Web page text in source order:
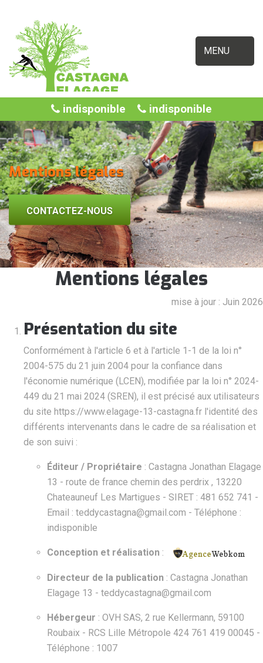
MENU
indisponible indisponible
Mentions légales
CONTACTEZ-NOUS
Mentions légales
mise à jour : Juin 2026
Présentation du site
Conformément à l'article 6 et à l'article 1-1 de la loi n°
2004-575 du 21 juin 2004 pour la confiance dans
l'économie numérique (LCEN), modifiée par la loi n° 2024-
449 du 21 mai 2024 (SREN), il est précisé aux utilisateurs
du site https://www.elagage-13-castagna.fr l'identité des
différents intervenants dans le cadre de sa réalisation et
de son suivi :
Éditeur / Propriétaire : Castagna Jonathan Elagage
13 - route de france chemin des perdrix , 13220
Chateauneuf Les Martigues - SIRET : 481 652 741 -
Email : teddycastagna@gmail.com - Téléphone :
indisponible
Conception et réalisation :
Directeur de la publication : Castagna Jonathan
Elagage 13 - teddycastagna@gmail.com
Hébergeur : OVH SAS, 2 rue Kellermann, 59100
Roubaix - RCS Lille Métropole 424 761 419 00045 -
Téléphone : 1007